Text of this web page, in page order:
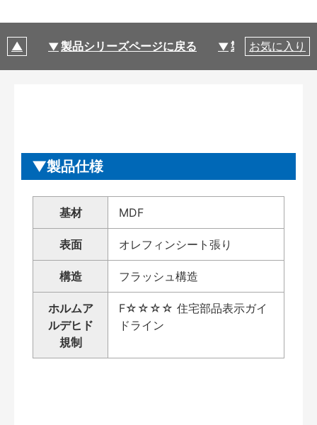
製品シリーズページに戻る 製品仕様
お気に入り
製品仕様
基材 MDF
表面 オレフィンシート張り
構造 フラッシュ構造
ホルムア
ルデヒド
規制
F☆☆☆☆ 住宅部品表示ガイ
ドライン